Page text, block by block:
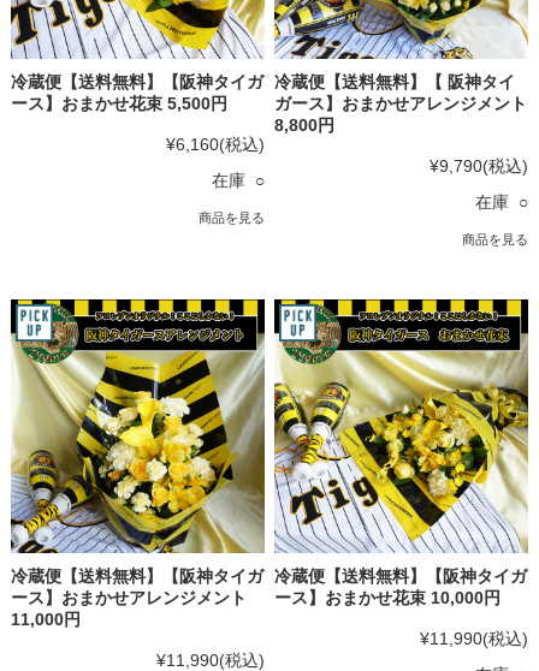
冷蔵便【送料無料】【阪神タイガ
ース】おまかせ花束 5,500円
¥6,160(税込)
在庫 ○
商品を見る
冷蔵便【送料無料】【 阪神タイ
ガース】おまかせアレンジメント
8,800円
¥9,790(税込)
在庫 ○
商品を見る
冷蔵便【送料無料】【阪神タイガ
ース】おまかせアレンジメント
11,000円
¥11,990(税込)
冷蔵便【送料無料】【阪神タイガ
ース】おまかせ花束 10,000円
¥11,990(税込)